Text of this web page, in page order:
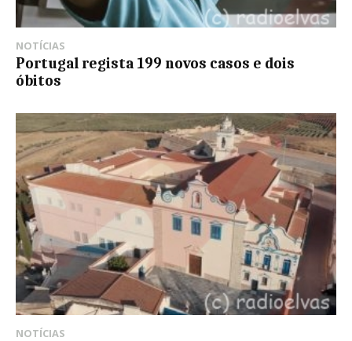
NOTÍCIAS
Portugal regista 199 novos casos e dois
óbitos
NOTÍCIAS